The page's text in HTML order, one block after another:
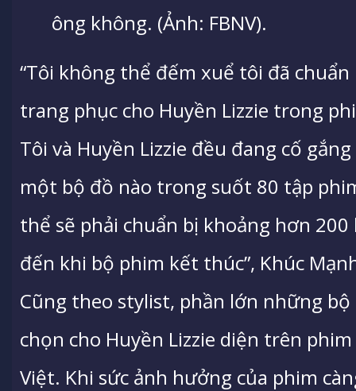
ông không. (Ảnh: FBNV).
“Tôi không thể đếm xuể tôi đã
trang phục cho Huyền Lizzie trong
Tôi và Huyền Lizzie đều đang cố
một bộ đồ nào trong suốt 80 tập
thể sẽ phải chuẩn bị khoảng hơn 200
đến khi bộ phim kết thúc”, Khúc
Cũng theo stylist, phần lớn những
chọn cho Huyền Lizzie diện trên
Việt. Khi sức ảnh hưởng của phim